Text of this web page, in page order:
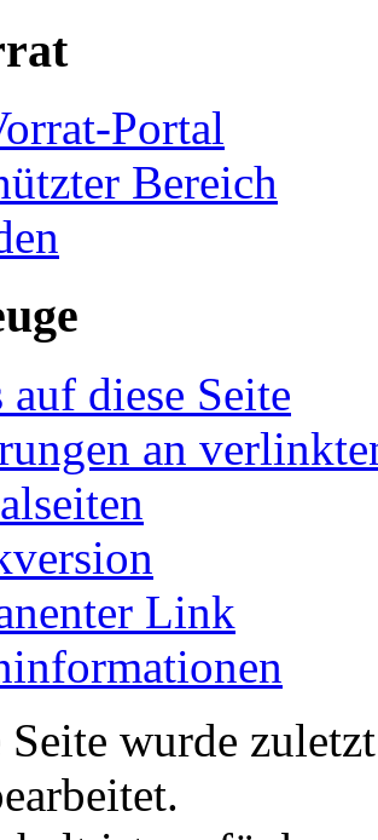
Portal
Bereich
diese Seite
an
Link
Seite wurde